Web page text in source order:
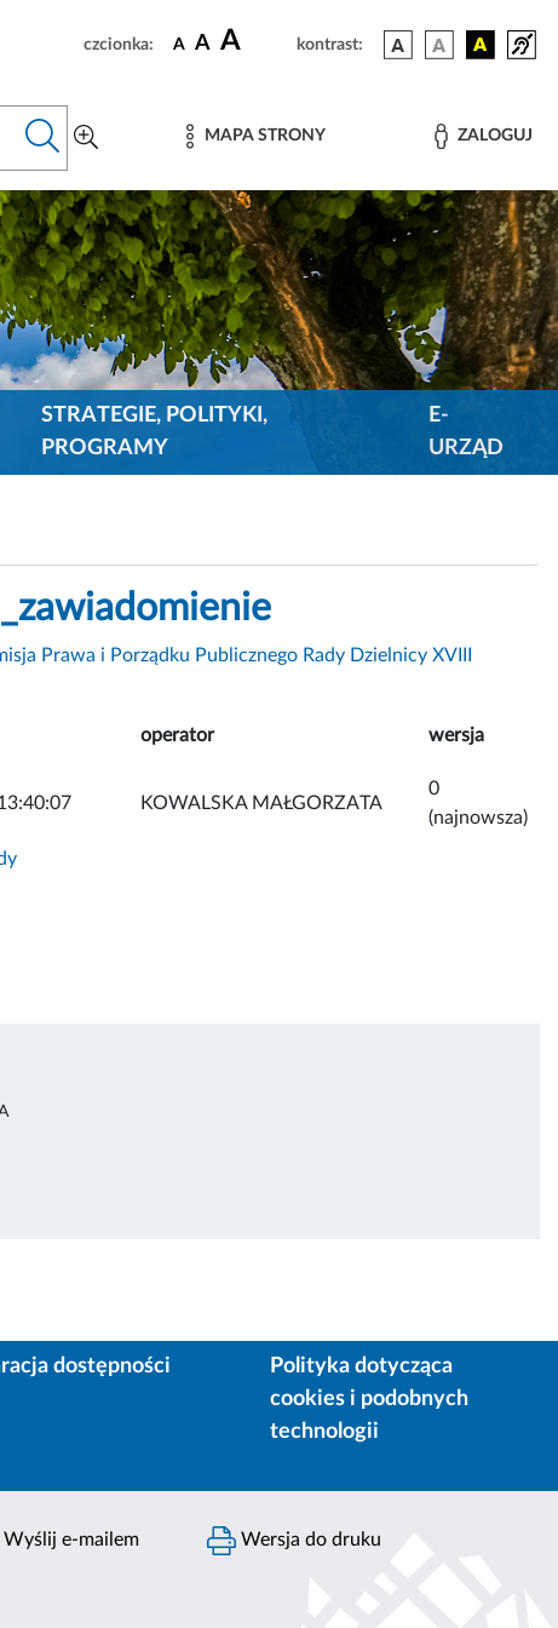
czcionka: A A A kontrast:
MAPA STRONY ZALOGUJ
STRATEGIE, POLITYKI,
PROGRAMY
E-
URZĄD
Prawa i Porządku Publicznego Rady Dzielnicy XVIII
operator wersja
KOWALSKA MAŁGORZATA
0
(najnowsza)
dostępności
Polityka dotycząca
cookies i podobnych
technologii
Wyślij e-mailem Wersja do druku